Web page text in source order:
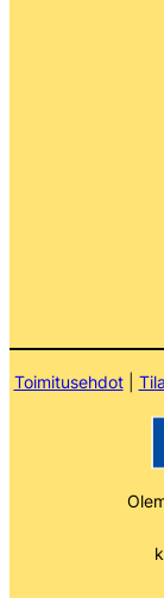
Toimitusehdot|